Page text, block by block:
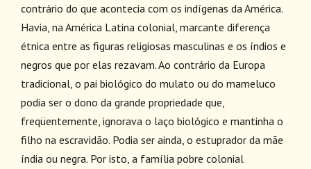
contrário do que acontecia com os indígenas da América.
Havia, na América Latina colonial, marcante diferença
étnica entre as figuras religiosas masculinas e os índios e
negros que por elas rezavam. Ao contrário da Europa
tradicional, o pai biológico do mulato ou do mameluco
podia ser o dono da grande propriedade que,
freqüentemente, ignorava o laço biológico e mantinha o
filho na escravidão. Podia ser ainda, o estuprador da mãe
índia ou negra. Por isto, a família pobre colonial